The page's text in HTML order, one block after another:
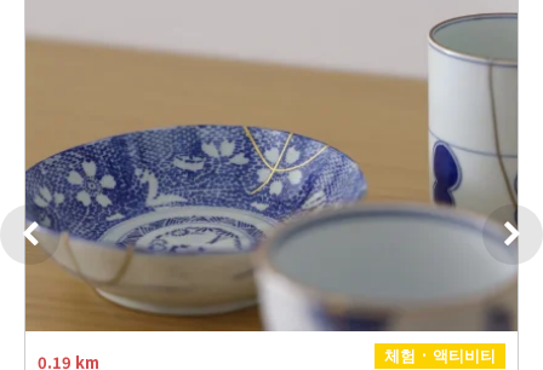
0.19 km 체험 · 액티비티